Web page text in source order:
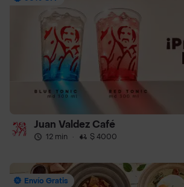
Juan Valdez Café
12 min · $ 4000
Envío Gratis